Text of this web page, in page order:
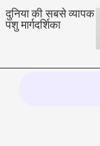
दुनिया की सबसे व्यापक
पशु मार्गदर्शिका